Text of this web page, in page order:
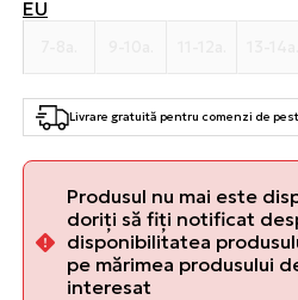
EU
Livrare gratuită pentru comenzi de
Produsul nu mai este
doriți să fiți notificat
disponibilitatea
pe mărimea produsului
interesat